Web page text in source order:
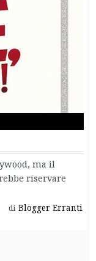
ma il
riservare
di Blogger Erranti